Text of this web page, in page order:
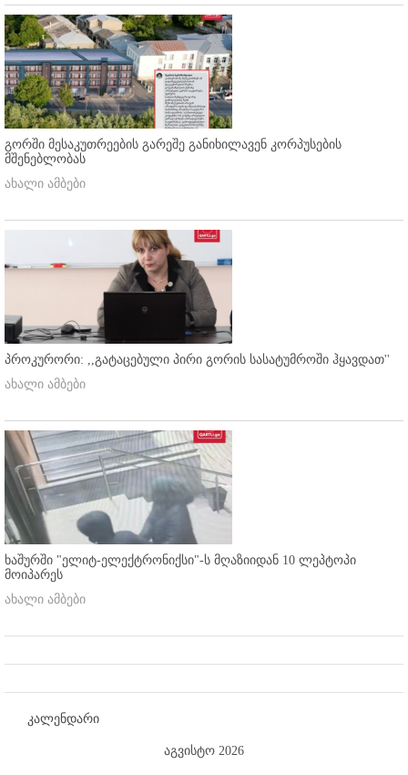
გორში მესაკუთრეების გარეშე განიხილავენ კორპუსების
მშენებლობას
ახალი ამბები
პროკურორი: ,,გატაცებული პირი გორის სასატუმროში ჰყავდათ''
ახალი ამბები
ხაშურში "ელიტ-ელექტრონიქსი"-ს მღაზიიდან 10 ლეპტოპი
მოიპარეს
ახალი ამბები
კალენდარი
აგვისტო 2026